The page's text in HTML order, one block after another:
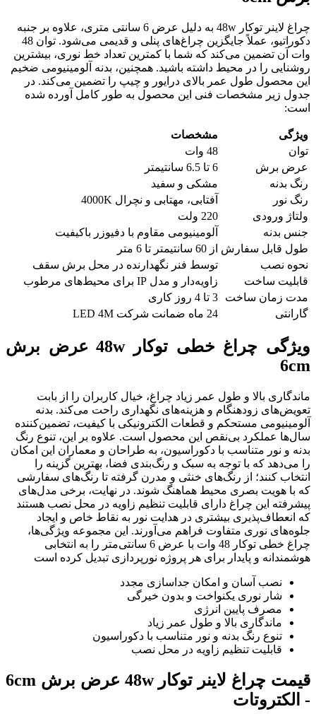
چراغ لاینر توکار 48w به دلیل عرض 6 سانتی‌ متری، علاوه بر جنبه
دکوراتیو، عملاً جایگزین چراغ‌های پنلی و قدیمی می‌شود. توان 48
وات آن تضمین می‌کند که شما با کمترین تعداد خط نوری، بیشترین
روشنایی را در محیط داشته باشید. همچنین، بدنه آلومینیومی ضخیم
این محصول طول عمر بالای درایور و چیپ را تضمین می‌کند. در
جدول زیر مشخصات فنی این محصول به طور کامل آورده شده
است:
ویژگی
مشخصات
توان
48 وات
عرض برش
6 تا 6.5 سانتیمتر
رنگ بدنه
مشکی و سفید
رنگ نور
آفتابی، مهتابی و نچرال 4000K
ولتاژ ورودی
220 ولت
جنس بدنه
آلومینیومی مقاوم با دفیوزر باکیفیت
طول قابل سفارش از 60 سانتیمتر تا 6 متر
نحوه نصب
توسط فنر نگهدارنده در محل برش سقف
قابلیت ساخت
زاویه‌دار و مدل IP برای محیط‌های مرطوب
مدت زمان ساخت
3 تا 4 روز کاری
گارانتی
24 ماه ضمانت شرکت LED 4M
ویژگی چراغ خطی توکار 48w عرض برش
6cm
ماندگاری بالا و طول عمر زیاد چراغ، خیال کاربران را از بابت
تعویض‌های زودهنگام و هزینه‌های نگهداری راحت می‌کند. بدنه
آلومینیومی مستحکم و قطعات الکترونیکی با کیفیت، تضمین‌کننده
سال‌ها عملکرد بی‌نقص این محصول است. علاوه بر این، تنوع رنگ
بدنه و نور متناسب با دکوراسیون، به طراحان و معماران این امکان
را می‌دهد که با توجه به سبک و رنگ‌بندی فضا، بهترین گزینه را
انتخاب کنند؛ از رنگ‌های خنثی و مدرن گرفته تا رنگ‌های سفارشی
که با هویت بصری محیط هماهنگ شوند. در نهایت، برخی مدل‌های
پیشرفته این چراغ دارای قابلیت تنظیم زاویه در محل نصب هستند
که انعطاف‌پذیری بیشتری در هدایت نور به نقاط خاص و ایجاد
جلوه‌های نوری متفاوت فراهم می‌آورند. این مجموعه ویژگی‌ها،
چراغ خطی توکار 48 وات با عرض 6 سانتی‌متر را به انتخابی
هوشمندانه و پایدار برای هر پروژه نورپردازی تبدیل کرده است
نصب آسان و امکان جداسازی مجدد
شار نوری یکنواخت و بدون خیرگی
مصرف پایین انرژی
ماندگاری بالا و طول عمر زیاد
تنوع رنگ بدنه و نور متناسب با دکوراسیون
قابلیت تنظیم زاویه در محل نصب
قیمت چراغ لاینر توکار 48w عرض برش 6cm
- الکتروتات